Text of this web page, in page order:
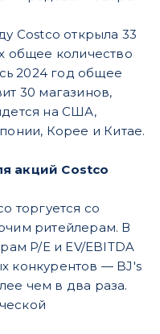
Costco открыла 33
общее количество
2024 год общее
30 магазинов,
на США,
Корее и Китае.
акций Costco
торгуется со
ритейлерам. В
P/E и EV/EBITDA
конкурентов — BJ's
чем в два раза.